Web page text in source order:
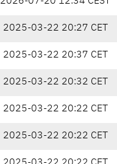
2025-03-22 20:27 CET
2025-03-22 20:37 CET
2025-03-22 20:32 CET
2025-03-22 20:22 CET
2025-03-22 20:22 CET